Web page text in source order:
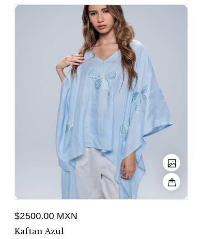
$2500.00 MXN
Kaftan Azul